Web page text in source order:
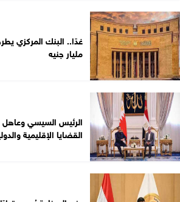
مليار جنيه
الرئيس السيسي وعاهل
القضايا الإقليمية